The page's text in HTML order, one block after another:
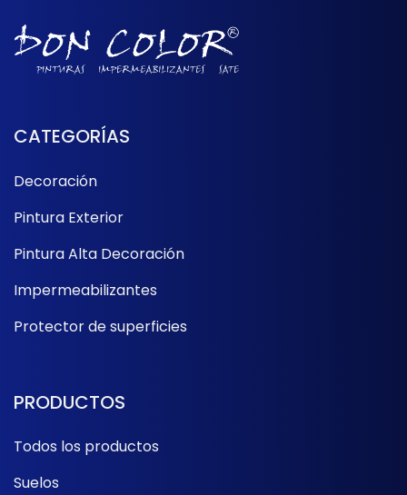
CATEGORÍAS
Decoración
Pintura Exterior
Pintura Alta Decoración
Impermeabilizantes
Protector de superficies
PRODUCTOS
Todos los productos
Suelos